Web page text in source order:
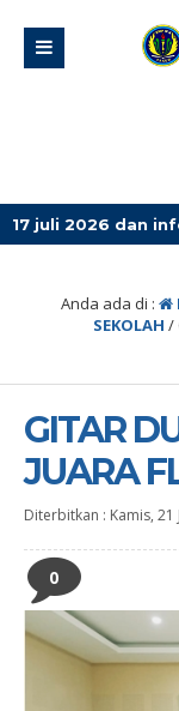
info lainnya,
Anda ada di :
SEKOLAH /
GITAR
JUARA
Diterbitkan : Kamis, 21
0